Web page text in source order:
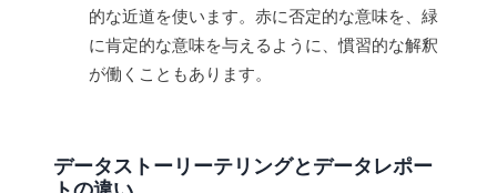
的な近道を使います。赤に否定的な意味を、緑
に肯定的な意味を与えるように、慣習的な解釈
が働くこともあります。
データストーリーテリングとデータレポー